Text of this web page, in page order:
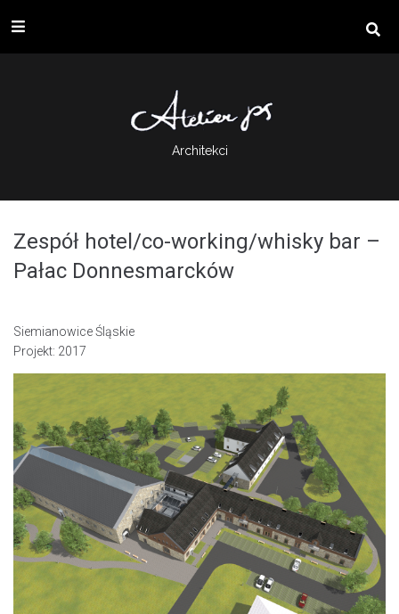
Architekci
Zespół hotel/co-working/whisky bar –
Pałac Donnesmarcków
Siemianowice Śląskie
Projekt: 2017